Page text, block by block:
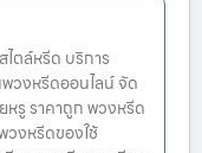
ตล์หรีด บริการ
วงหรีดออนไลน์ จัด
รู ราคาถูก พวงหรีด
งหรีดของใช้